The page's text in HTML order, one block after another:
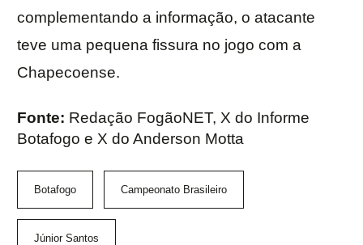
complementando a informação, o atacante
teve uma pequena fissura no jogo com a
Chapecoense.
Fonte: Redação FogãoNET, X do Informe
Botafogo e X do Anderson Motta
Botafogo Campeonato Brasileiro
Júnior Santos